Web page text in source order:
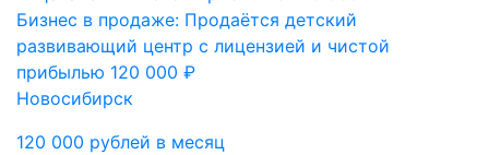
Бизнес в продаже: Продаётся детский
развивающий центр с лицензией и чистой
прибылью 120 000 ₽
Новосибирск
120 000 рублей в месяц